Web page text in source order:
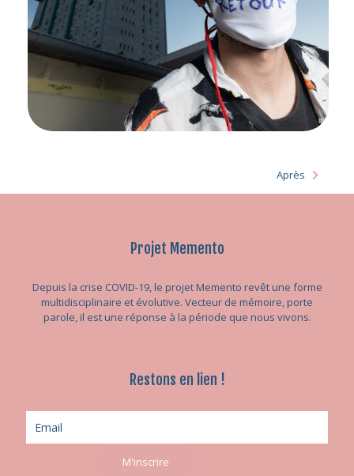
Après
Projet Memento
Depuis la crise COVID-19, le projet Memento revêt une forme
multidisciplinaire et évolutive. Vecteur de mémoire, porte
parole, il est une réponse à la période que nous vivons.
Restons en lien !